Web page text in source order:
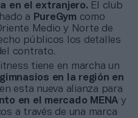
en el extranjero. El club
a PureGym como
Medio y Norte de
públicos los detalles
contrato.
tiene en marcha un
en la región en
esta nueva alianza para
en el mercado MENA y
a través de una marca